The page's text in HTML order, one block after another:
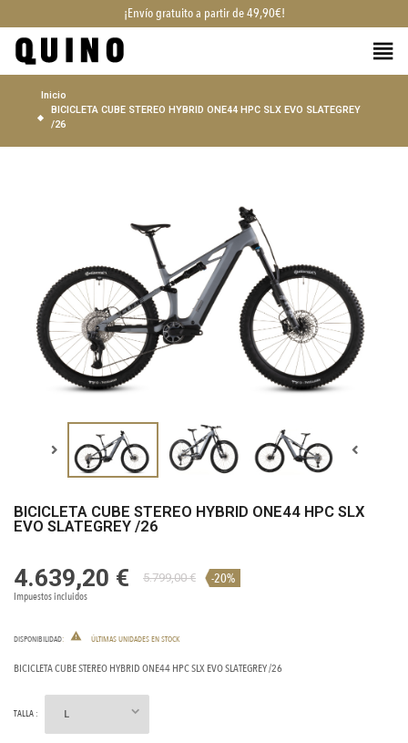
¡Envío gratuito a partir de 49,90€!
Inicio
BICICLETA CUBE STEREO HYBRID ONE44 HPC SLX EVO SLATEGREY
/26
BICICLETA CUBE STEREO HYBRID ONE44 HPC SLX
EVO SLATEGREY /26
4.639,20 € 5.799,00 € -20%
Impuestos incluidos
DISPONIBILIDAD:  ÚLTIMAS UNIDADES EN STOCK
BICICLETA CUBE STEREO HYBRID ONE44 HPC SLX EVO SLATEGREY /26
TALLA :